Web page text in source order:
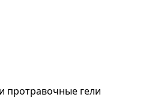
протравочные гели